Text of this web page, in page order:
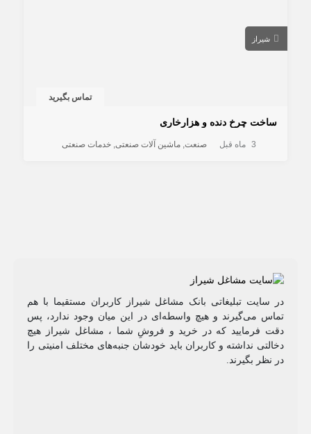
شیراز
تماس بگیرید
ساخت چرخ دنده و هزارخاری
3 ماه قبل صنعت ماشین آلات صنعتی خدمات صنعتی
در سایت تبلیغاتی بانک مشاغل شیراز کاربران مستقیما با هم
تماس می‌گیرند و هیچ واسطه‌ای در این میان وجود ندارد، پس
دقت فرمایید که در خرید و فروشِ شما ، مشاغل شیراز هیچ
دخالتی نداشته و کاربران باید خودشان جنبه‌های مختلف امنیتی را
در نظر بگیرند.